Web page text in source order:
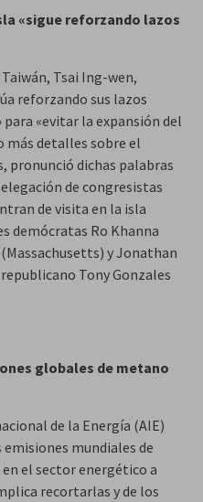
«sigue reforzando lazos
Tsai Ing-wen,
reforzando sus lazos
«evitar la expansión del
más detalles sobre el
pronunció dichas palabras
de congresistas
de visita en la isla
demócratas Ro Khanna
y Jonathan
Tony Gonzales
globales de metano
de la Energía (AIE)
mundiales de
el sector energético a
recortarlas y de los